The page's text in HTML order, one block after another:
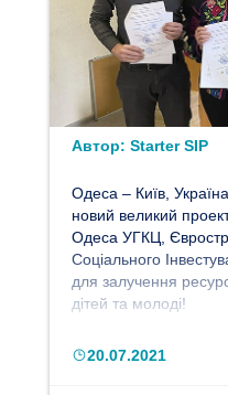
Автор: Starter SIP
Одеса – Київ,
новий великий
Одеса УГКЦ,
Соціального
для залучення
дітей та молоді!
20.07.2021